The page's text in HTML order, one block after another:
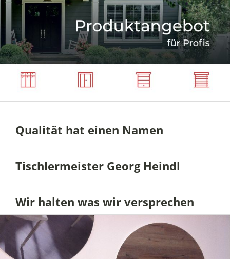
Qualität hat einen Namen
Tischlermeister Georg Heindl
Wir halten was wir versprechen